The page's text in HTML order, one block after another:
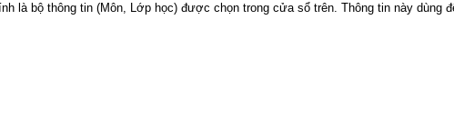
là bộ thông tin (Môn, Lớp học) được chọn trong cửa sổ trên. Thông tin này dùng